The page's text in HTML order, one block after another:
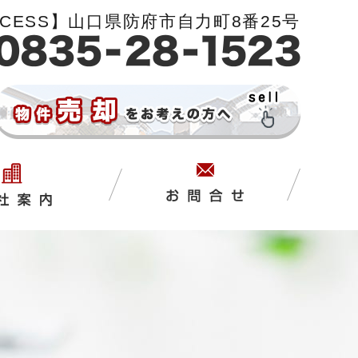
】山口県防府市自力町8番25号